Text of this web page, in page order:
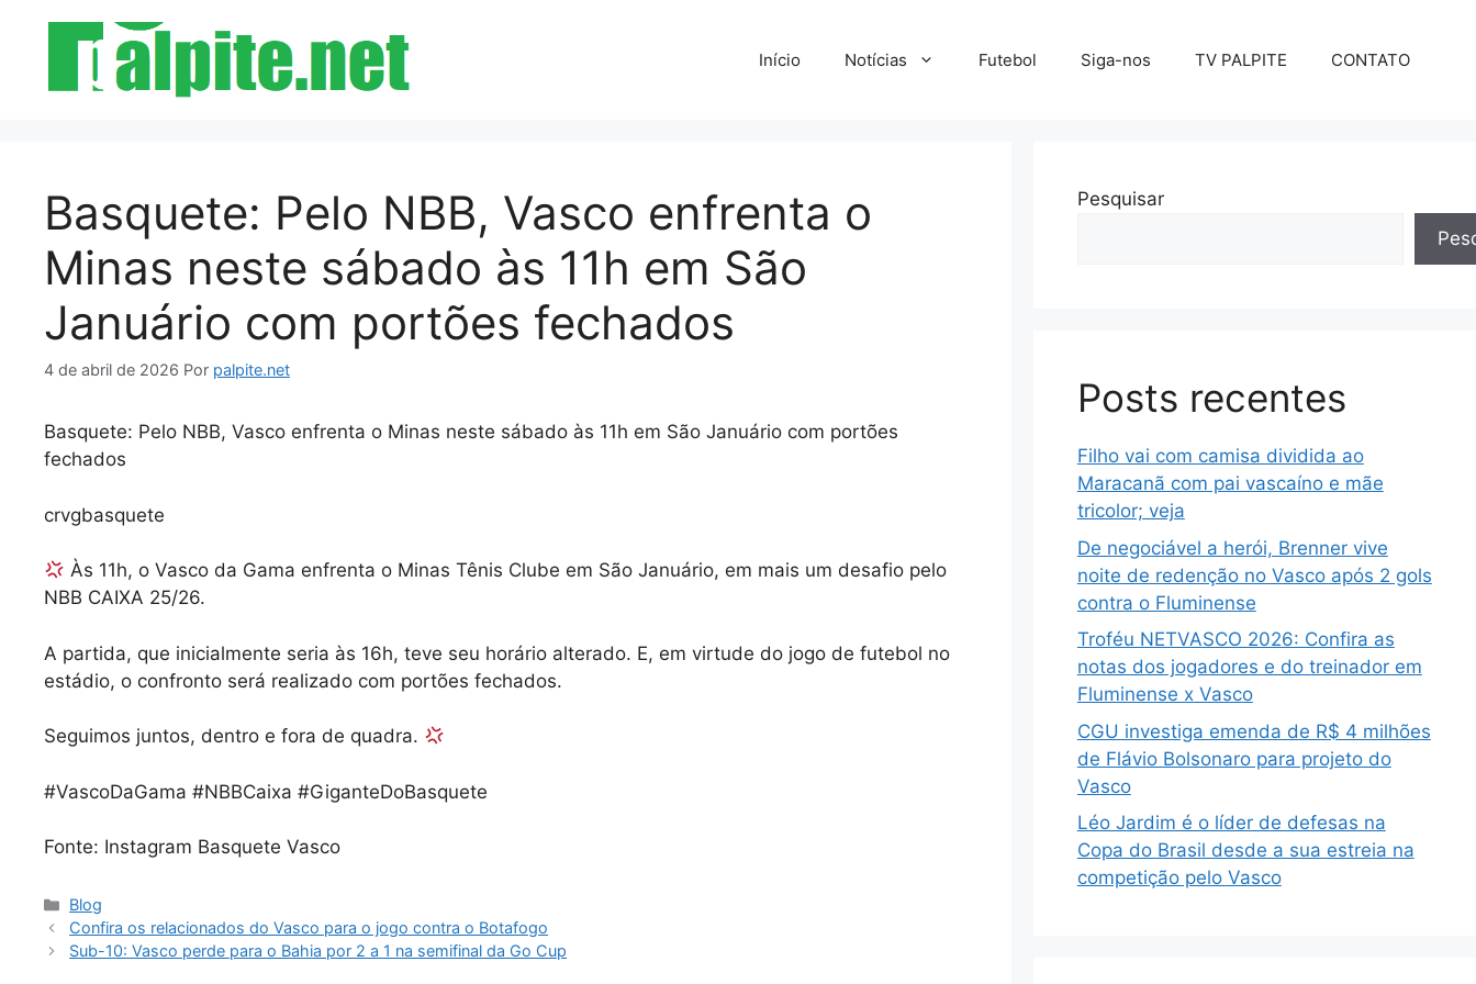
conteúdo
Início Notícias Futebol Siga-nos TV PALPITE CONTATO
Basquete: Pelo NBB, Vasco enfrenta o
Minas neste sábado às 11h em São
Januário com portões fechados
4 de abril de 2026 Por palpite.net
Basquete: Pelo NBB, Vasco enfrenta o Minas neste sábado às 11h em São Januário com portões
fechados
crvgbasquete
Às 11h, o Vasco da Gama enfrenta o Minas Tênis Clube em São Januário, em mais um desafio pelo
NBB CAIXA 25/26.
A partida, que inicialmente seria às 16h, teve seu horário alterado. E, em virtude do jogo de futebol no
estádio, o confronto será realizado com portões fechados.
Seguimos juntos, dentro e fora de quadra.
#VascoDaGama #NBBCaixa #GiganteDoBasquete
Fonte: Instagram Basquete Vasco
Categorias
Blog
Confira os relacionados do Vasco para o jogo contra o Botafogo
Sub-10: Vasco perde para o Bahia por 2 a 1 na semifinal da Go Cup
Pesquisar
Posts recentes
Filho vai com camisa dividida ao
Maracanã com pai vascaíno e mãe
tricolor; veja
De negociável a herói, Brenner vive
noite de redenção no Vasco após 2 gols
contra o Fluminense
Troféu NETVASCO 2026: Confira as
notas dos jogadores e do treinador em
Fluminense x Vasco
CGU investiga emenda de R$ 4 milhões
de Flávio Bolsonaro para projeto do
Vasco
Léo Jardim é o líder de defesas na
Copa do Brasil desde a sua estreia na
competição pelo Vasco